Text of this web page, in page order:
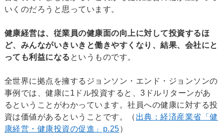
いくのだろうと思っています。
健康経営は、従業員の健康面の向上に対して投資するほ
ど、みんながいきいきと働きやすくなり、結果、会社にと
っても利益になる というものです。
全世界に拠点を擁するジョンソン・エンド・ジョンソンの
事例では、健康に1ドル投資すると、3ドルリターンがあ
るということがわかっています。社員への健康に対する投
資は価値があるということです。（ 出典：経済産業省「健
康経営・健康投資の促進」p.25）